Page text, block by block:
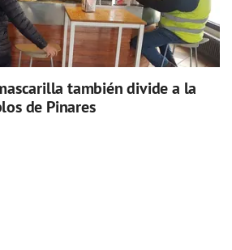
también divide a la
de Pinares